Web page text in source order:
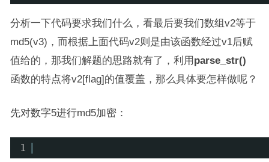
分析一下代码要求我们什么，看最后要我们数组v2等于
md5(v3)，而根据上面代码v2则是由该函数经过v1后赋
值给的，那我们解题的思路就有了，利用 parse_str()
函数的特点将v2[flag]的值覆盖，那么具体要怎样做呢？
先对数字5进行md5加密：
1